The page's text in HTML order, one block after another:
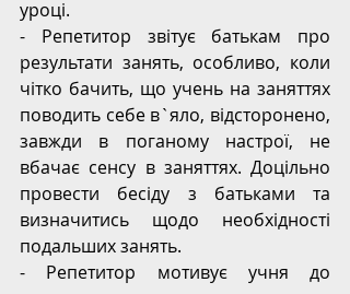
уроці.
- Репетитор звітує батькам про
результати занять, особливо, коли
чітко бачить, що учень на заняттях
поводить себе в`яло, відсторонено,
завжди в поганому настрої, не
вбачає сенсу в заняттях. Доцільно
провести бесіду з батьками та
визначитись щодо необхідності
подальших занять.
- Репетитор мотивує учня до